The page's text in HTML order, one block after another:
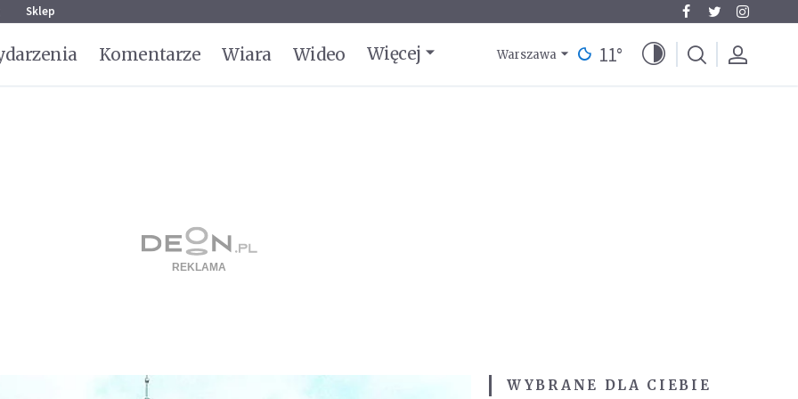
Sklep
Komentarze Wiara Wideo Więcej Warszawa 11°
WYBRANE DLA CIEBIE